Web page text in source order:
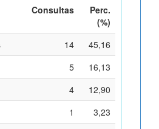
Consultas
Perc.
(%)
14
45,16
5
16,13
4
12,90
1
3,23